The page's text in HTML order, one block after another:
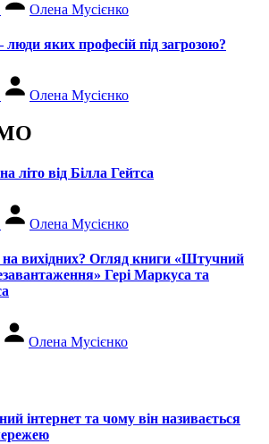
Олена Мусієнко
яких професій під загрозою?
Олена Мусієнко
літо від Білла Гейтса
Олена Мусієнко
вихідних? Огляд книги «Штучний
Гері Маркуса та
Олена Мусієнко
інтернет та чому він називається